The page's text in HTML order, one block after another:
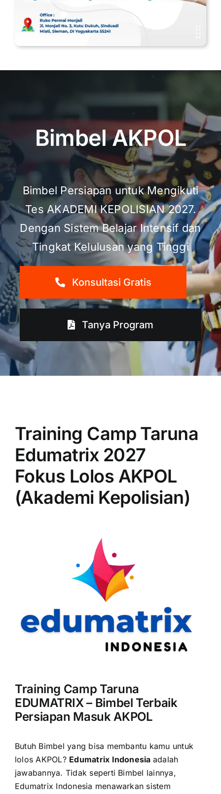
Bimbel AKPOL
Bimbel Persiapan untuk Mengikuti
Tes AKADEMI KEPOLISIAN 2027.
Dengan Sistem Belajar Intensif dan
Tingkat Kelulusan yang Tinggi
Konsultasi Gratis
Tanya Program
Training Camp Taruna
Edumatrix 2027
Fokus Lolos AKPOL
(Akademi Kepolisian)
Training Camp Taruna
EDUMATRIX – Bimbel Terbaik
Persiapan Masuk AKPOL
Butuh Bimbel yang bisa membantu kamu untuk
lolos AKPOL? Edumatrix Indonesia adalah
jawabannya. Tidak seperti Bimbel lainnya,
Edumatrix Indonesia menawarkan sistem